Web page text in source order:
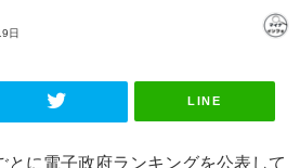
日
LINE
とに電子政府ランキングを公表して